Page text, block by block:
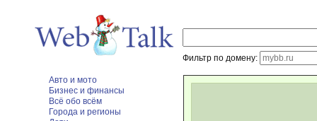
Фильтр по домену:
Авто и мото
Бизнес и финансы
Всё обо всём
Города и регионы